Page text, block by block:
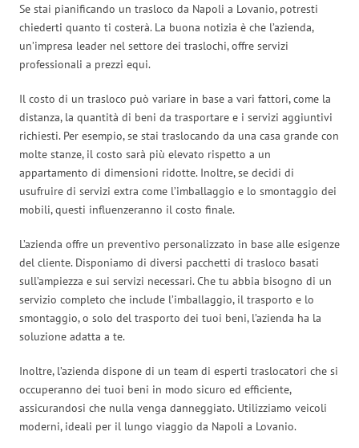
Se stai pianificando un trasloco da Napoli a Lovanio, potresti
chiederti quanto ti costerà. La buona notizia è che l’azienda,
un’impresa leader nel settore dei traslochi, offre servizi
professionali a prezzi equi.
Il costo di un trasloco può variare in base a vari fattori, come la
distanza, la quantità di beni da trasportare e i servizi aggiuntivi
richiesti. Per esempio, se stai traslocando da una casa grande con
molte stanze, il costo sarà più elevato rispetto a un
appartamento di dimensioni ridotte. Inoltre, se decidi di
usufruire di servizi extra come l’imballaggio e lo smontaggio dei
mobili, questi influenzeranno il costo finale.
L’azienda offre un preventivo personalizzato in base alle esigenze
del cliente. Disponiamo di diversi pacchetti di trasloco basati
sull’ampiezza e sui servizi necessari. Che tu abbia bisogno di un
servizio completo che include l’imballaggio, il trasporto e lo
smontaggio, o solo del trasporto dei tuoi beni, l’azienda ha la
soluzione adatta a te.
Inoltre, l’azienda dispone di un team di esperti traslocatori che si
occuperanno dei tuoi beni in modo sicuro ed efficiente,
assicurandosi che nulla venga danneggiato. Utilizziamo veicoli
moderni, ideali per il lungo viaggio da Napoli a Lovanio.